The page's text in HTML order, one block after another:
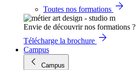
Toutes nos formations
Envie de découvrir nos formations ?
Télécharge la brochure
Campus
Campus